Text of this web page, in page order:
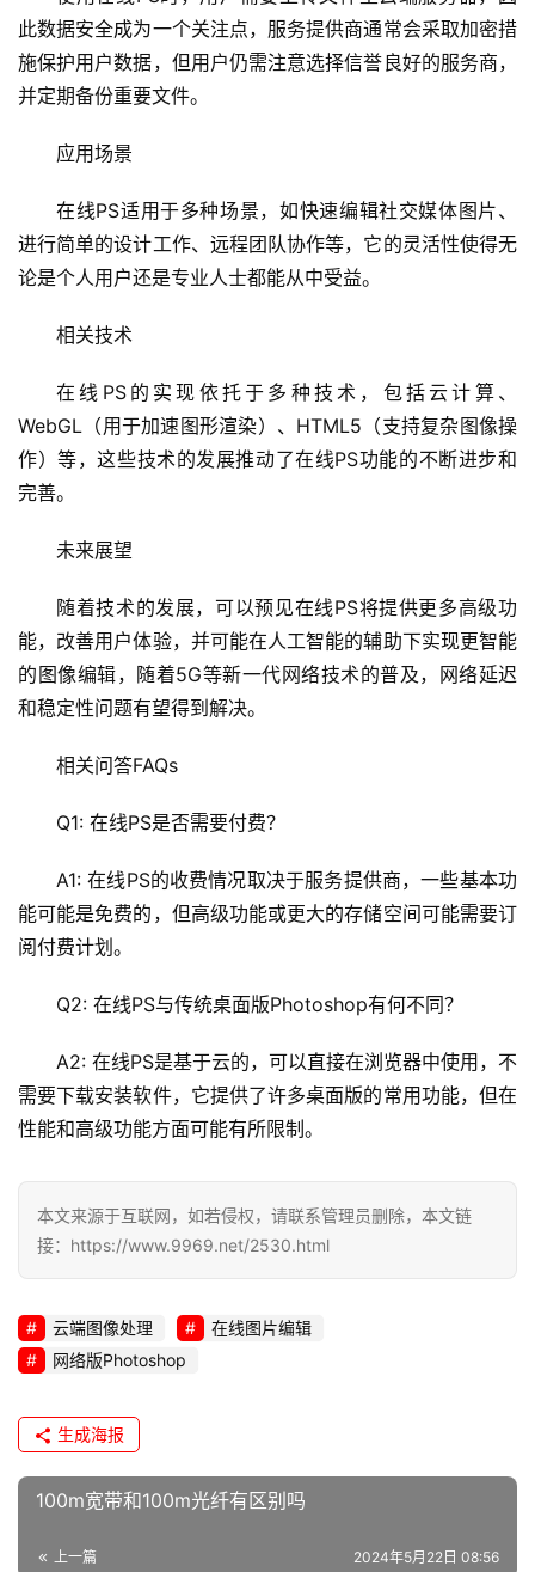
C
D
N
网
站
运
安
全
x
运
维
此数据安全成为一个关注点，服务提供商通常会采取加密措
施保护用户数据，但用户仍需注意选择信誉良好的服务商，
并定期备份重要文件。
应用场景
在线PS适用于多种场景，如快速编辑社交媒体图片、
进行简单的设计工作、远程团队协作等，它的灵活性使得无
论是个人用户还是专业人士都能从中受益。
相关技术
在线PS的实现依托于多种技术，包括云计算、
WebGL（用于加速图形渲染）、HTML5（支持复杂图像操
作）等，这些技术的发展推动了在线PS功能的不断进步和
完善。
未来展望
随着技术的发展，可以预见在线PS将提供更多高级功
能，改善用户体验，并可能在人工智能的辅助下实现更智能
的图像编辑，随着5G等新一代网络技术的普及，网络延迟
和稳定性问题有望得到解决。
相关问答FAQs
Q1: 在线PS是否需要付费？
A1: 在线PS的收费情况取决于服务提供商，一些基本功
能可能是免费的，但高级功能或更大的存储空间可能需要订
阅付费计划。
Q2: 在线PS与传统桌面版Photoshop有何不同？
A2: 在线PS是基于云的，可以直接在浏览器中使用，不
需要下载安装软件，它提供了许多桌面版的常用功能，但在
性能和高级功能方面可能有所限制。
本文来源于互联网，如若侵权，请联系管理员删除，本文链
接：https://www.9969.net/2530.html
云端图像处理
在线图片编辑
网络版Photoshop
生成海报
100m宽带和100m光纤有区别吗
上一篇 2024年5月22日 08:56